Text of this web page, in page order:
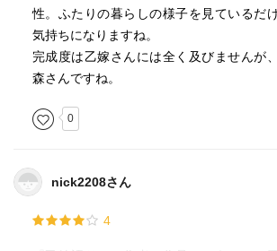
性。ふたりの暮らしの様子を見ているだ
気持ちになりますね。
完成度は乙嫁さんには全く及びませんが
森さんですね。
0
nick2208さん
4